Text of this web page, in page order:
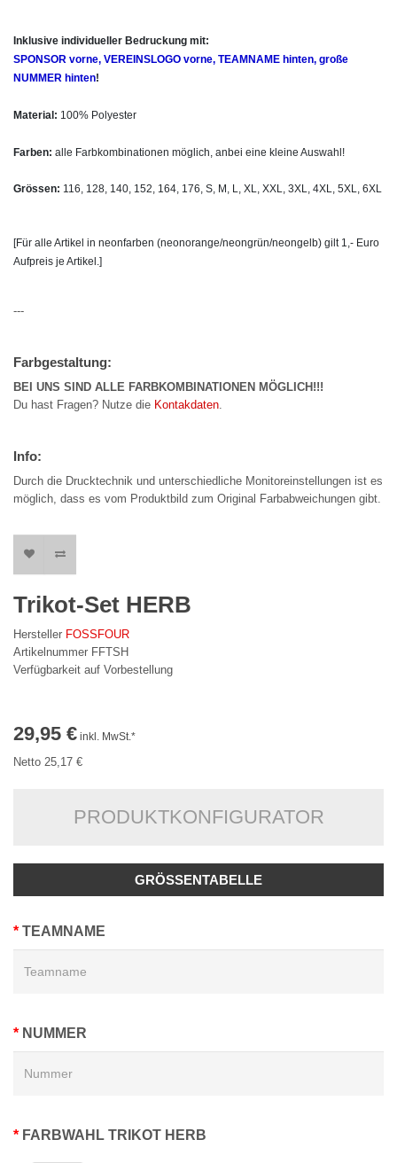
Inklusive individueller Bedruckung mit:
SPONSOR vorne, VEREINSLOGO vorne, TEAMNAME hinten, große
NUMMER hinten!
Material: 100% Polyester
Farben: alle Farbkombinationen möglich, anbei eine kleine Auswahl!
Grössen: 116, 128, 140, 152, 164, 176, S, M, L, XL, XXL, 3XL, 4XL, 5XL, 6XL
[Für alle Artikel in neonfarben (neonorange/neongrün/neongelb) gilt 1,- Euro
Aufpreis je Artikel.]
---
Farbgestaltung:
BEI UNS SIND ALLE FARBKOMBINATIONEN MÖGLICH!!!
Du hast Fragen? Nutze die Kontakdaten
Info:
Durch die Drucktechnik und unterschiedliche Monitoreinstellungen ist es
möglich, dass es vom Produktbild zum Original Farbabweichungen gibt.
Trikot-Set HERB
Hersteller FOSSFOUR
Artikelnummer FFTSH
Verfügbarkeit auf Vorbestellung
29,95 € inkl. MwSt.*
Netto 25,17 €
PRODUKTKONFIGURATOR
GRÖSSENTABELLE
TEAMNAME
NUMMER
FARBWAHL TRIKOT HERB